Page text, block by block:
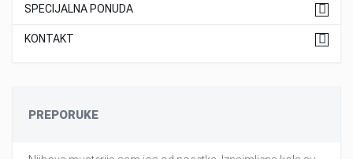
SPECIJALNA PONUDA
KONTAKT
PREPORUKE